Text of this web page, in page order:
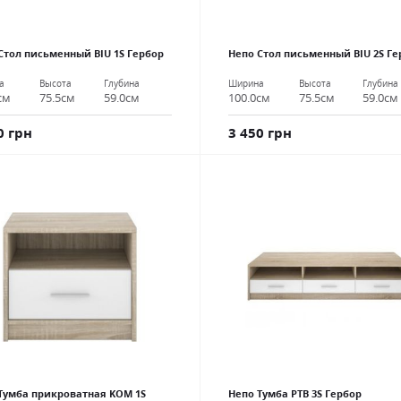
письменный BIU 1S Гербор
Высота
75.5см
Глубина
59.0см
грн
Непо Стол письменный BIU 2S
Ширина
100.0см
Высота
75.5см
Глубина
59.0см
3 450 грн
прикроватная KOM 1S
Непо Тумба РТВ 3S Гербор